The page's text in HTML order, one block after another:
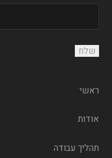
ראשי
אודות
תהליך עבודה